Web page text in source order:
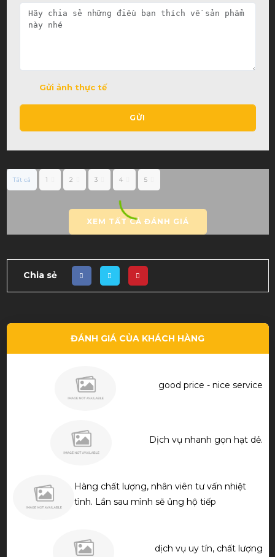
Gửi ảnh thực tế
GỬI
Tất cả 1 2 3 4 5
XEM TẤT CẢ ĐÁNH GIÁ
Chia sẻ
ĐÁNH GIÁ CỦA KHÁCH HÀNG
good price - nice service
Dịch vụ nhanh gọn hạt dẻ.
Hàng chất lượng, nhân viên tư vấn nhiệt
tình. Lần sau mình sẽ ủng hộ tiếp
dịch vụ uy tín, chất lượng